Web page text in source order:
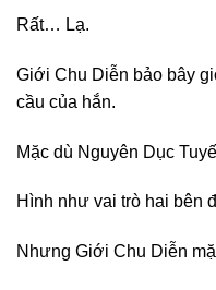
Rất… Lạ.
Giới Chu Diễn bảo bây
cầu của hắn.
Mặc dù Nguyên Dục
Hình như vai trò hai bên
Nhưng Giới Chu Diễn